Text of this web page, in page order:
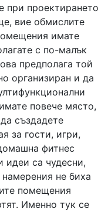
при проектирането
вие обмислите
имате
с по-малък
предполага той
организиран и да
повече място,
създадете
за гости, игри,
фитнес
идеи са чудесни,
не биха
помещения
Именно тук се